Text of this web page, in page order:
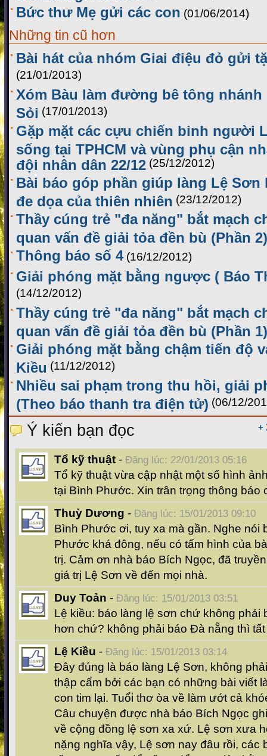
Bức thư Mẹ gửi các con (01/06/2014)
Những tin cũ hơn
Bài hát của nhóm Giai điệu đỏ gửi
(21/01/2013)
Xóm Bàu làm đường bê tông
Sỏi (17/01/2013)
Gặp mặt các cựu chiến binh người
sống tại TPHCM và vùng phụ cận
đội nhân dân 22/12 (25/12/2012)
Bài báo góp phần giúp làng Lệ
đe dọa của thiên nhiên (23/12/2012)
Thầy cúng trẻ "đa năng" bắt mạch
quan vấn đề giải tỏa đền bù (Phần 2)
Thông báo số 4 (16/12/2012)
Giải phóng mặt bằng ngược ( Báo
(14/12/2012)
Thầy cúng trẻ "đa năng" bắt mạch
quan vấn đề giải tỏa đền bù (Phần 1)
Giải phóng mặt bằng chậm tiến độ
Kiều (11/12/2012)
Nhiều sai phạm trong thu hồi, giải
(Theo báo thanh tra điện tử) (06/12/
+
Ý kiến bạn đọc
Tổ kỹ thuật - Đăng lúc: 22/01/2013 05:16
Tổ kỹ thuật vừa cập nhật một số hình
tại Bình Phước. Xin trân trọng thông báo
Thuỳ Dương - Đăng lúc: 15/01/2013 09:10
Bình Phước ơi, tuy xa mà gần. Nghe nói
Phước khá đông, nếu có tấm hình của
trị. Cảm ơn nhà báo Bích Ngọc, đã
giá trị Lệ Sơn về đến mọi nhà.
Duy Toản - Đăng lúc: 15/01/2013 03:51
Lệ kiều: báo làng lệ sơn chứ không phải
hơn chứ? không phải báo Đà nẵng thì
Lệ Kiều - Đăng lúc: 15/01/2013 03:14
Đây đúng là báo làng Lệ Sơn, không
thập cẩm bởi các bạn có những bài viết
con tim lại. Tuổi thơ òa về làm ướt cả
Câu chuyện được nhà báo Bích Ngọc
về cộng đồng lệ sơn xa xứ. Lệ sơn xưa
nặng nghĩa vậy, Lệ sơn nay đâu rồi, các